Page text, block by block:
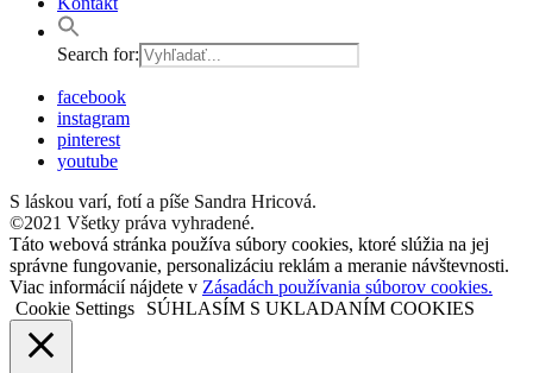
Search for:
facebook
instagram
pinterest
youtube
S láskou varí, fotí a píše Sandra Hricová.
©2021 Všetky práva vyhradené.
Táto webová stránka používa súbory cookies, ktoré slúžia na jej
správne fungovanie, personalizáciu reklám a meranie návštevnosti.
Viac informácií nájdete v Zásadách používania súborov cookies.
Cookie Settings
SÚHLASÍM S UKLADANÍM COOKIES